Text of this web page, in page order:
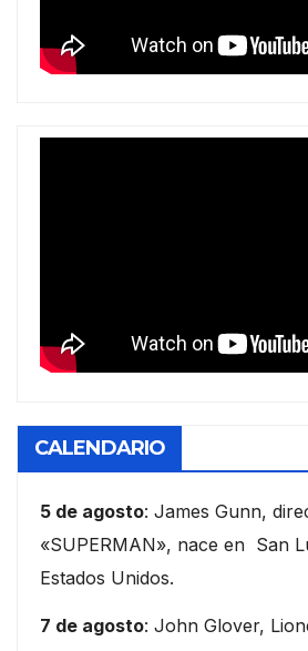
CALENDARIO
5 de agosto: James Gunn,
«SUPERMAN», nace en San
Estados Unidos.
7 de agosto: John Glover,